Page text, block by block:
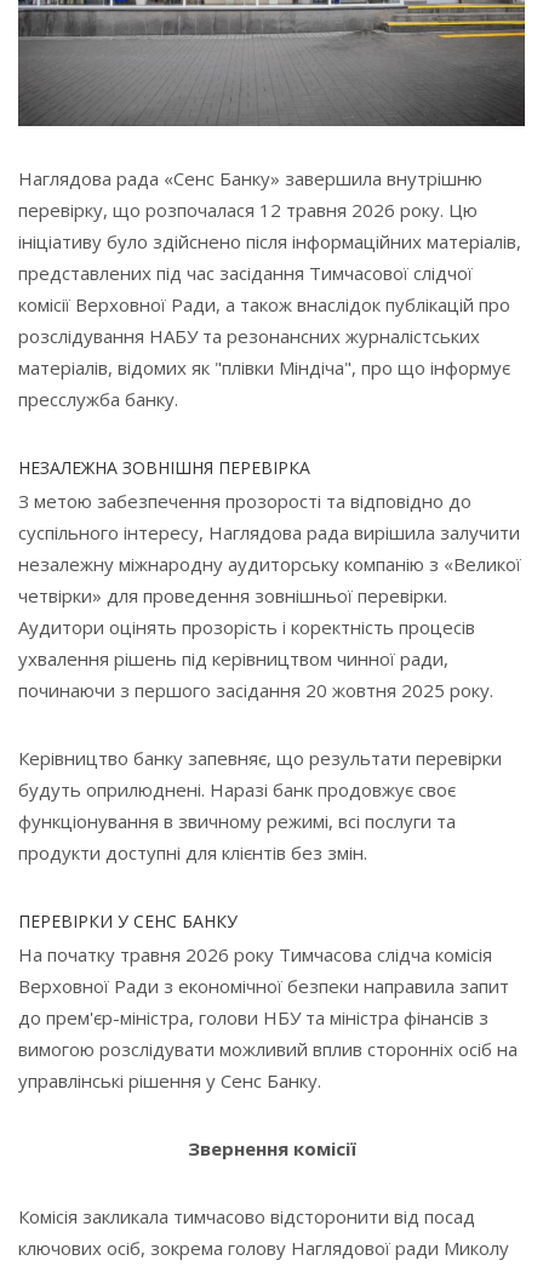
Наглядова рада «Сенс Банку» завершила внутрішню
перевірку, що розпочалася 12 травня 2026 року. Цю
ініціативу було здійснено після інформаційних матеріалів,
представлених під час засідання Тимчасової слідчої
комісії Верховної Ради, а також внаслідок публікацій про
розслідування НАБУ та резонансних журналістських
матеріалів, відомих як "плівки Міндіча", про що інформує
пресслужба банку.
НЕЗАЛЕЖНА ЗОВНІШНЯ ПЕРЕВІРКА
З метою забезпечення прозорості та відповідно до
суспільного інтересу, Наглядова рада вирішила залучити
незалежну міжнародну аудиторську компанію з «Великої
четвірки» для проведення зовнішньої перевірки.
Аудитори оцінять прозорість і коректність процесів
ухвалення рішень під керівництвом чинної ради,
починаючи з першого засідання 20 жовтня 2025 року.
Керівництво банку запевняє, що результати перевірки
будуть оприлюднені. Наразі банк продовжує своє
функціонування в звичному режимі, всі послуги та
продукти доступні для клієнтів без змін.
ПЕРЕВІРКИ У СЕНС БАНКУ
На початку травня 2026 року Тимчасова слідча комісія
Верховної Ради з економічної безпеки направила запит
до прем'єр-міністра, голови НБУ та міністра фінансів з
вимогою розслідувати можливий вплив сторонніх осіб на
управлінські рішення у Сенс Банку.
Звернення комісії
Комісія закликала тимчасово відсторонити від посад
ключових осіб, зокрема голову Наглядової ради Миколу